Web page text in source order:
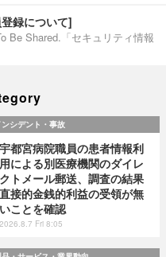
録について]
Be Shared.「セキュリティ情報
ンシデント・事故
宇都宮病院職員の患者情報利
用による別医療機関のダイレ
クトメール郵送、調査の結果
直接的金銭的利益の受領が無
いことを確認
2026.8.7 Fri 8:05